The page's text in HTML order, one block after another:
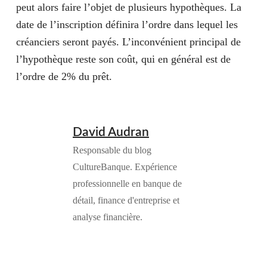
peut alors faire l’objet de plusieurs hypothèques. La
date de l’inscription définira l’ordre dans lequel les
créanciers seront payés. L’inconvénient principal de
l’hypothèque reste son coût, qui en général est de
l’ordre de 2% du prêt.
David Audran
Responsable du blog
CultureBanque. Expérience
professionnelle en banque de
détail, finance d'entreprise et
analyse financière.